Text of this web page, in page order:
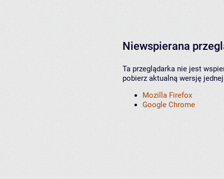
Niewspierana
Ta przeglądarka nie jest
pobierz aktualną wersję
Mozilla Firefox
Google Chrome